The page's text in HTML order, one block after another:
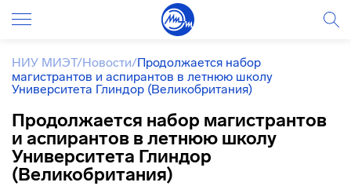
НИУ МИЭТ/Новости/Продолжается набор
магистрантов и аспирантов в летнюю школу
Университета Глиндор (Великобритания)
Продолжается набор магистрантов
и аспирантов в летнюю школу
Университета Глиндор
(Великобритания)